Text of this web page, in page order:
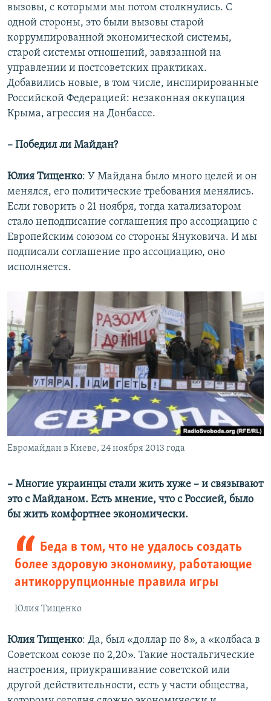
вызовы, с которыми мы потом столкнулись. С
одной стороны, это были вызовы старой
коррумпированной экономической системы,
старой системы отношений, завязанной на
управлении и постсоветских практиках.
Добавились новые, в том числе, инспирированные
Российской Федерацией: незаконная оккупация
Крыма, агрессия на Донбассе.
– Победил ли Майдан?
Юлия Тищенко: У Майдана было много целей и он
менялся, его политические требования менялись.
Если говорить о 21 ноября, тогда катализатором
стало неподписание соглашения про ассоциацию с
Европейским союзом со стороны Януковича. И мы
подписали соглашение про ассоциацию, оно
исполняется.
Евромайдан в Киеве, 24 ноября 2013 года
– Многие украинцы стали жить хуже – и связывают
это с Майданом. Есть мнение, что с Россией, было
бы жить комфортнее экономически.
Беда в том, что не удалось создать
более здоровую экономику, работающие
антикоррупционные правила игры
Юлия Тищенко
Юлия Тищенко: Да, был «доллар по 8», а «колбаса в
Советском союзе по 2,20». Такие ностальгические
настроения, приукрашивание советской или
другой действительности, есть у части общества,